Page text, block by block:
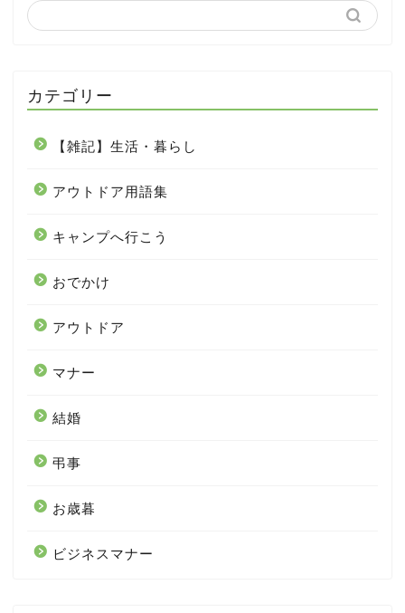
カテゴリー
【雑記】生活・暮らし
アウトドア用語集
キャンプへ行こう
おでかけ
アウトドア
マナー
結婚
弔事
お歳暮
ビジネスマナー